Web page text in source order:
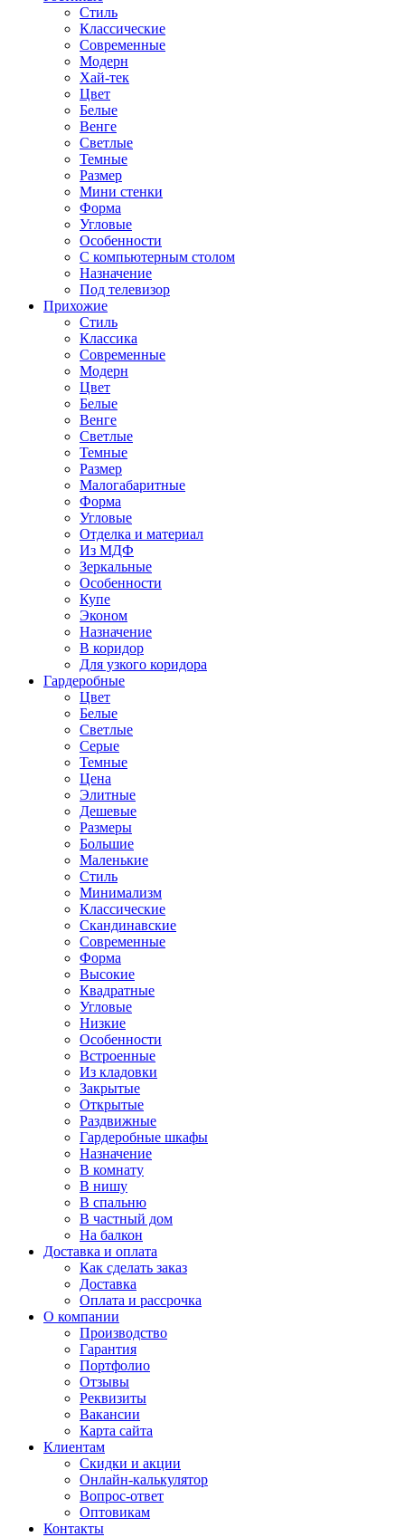
Стиль
Классические
Современные
Модерн
Хай-тек
Цвет
Белые
Венге
Светлые
Темные
Размер
Мини стенки
Форма
Угловые
Особенности
С компьютерным столом
Назначение
Под телевизор
Прихожие
Стиль
Классика
Современные
Модерн
Цвет
Белые
Венге
Светлые
Темные
Размер
Малогабаритные
Форма
Угловые
Отделка и материал
Из МДФ
Зеркальные
Особенности
Купе
Эконом
Назначение
В коридор
Для узкого коридора
Гардеробные
Цвет
Белые
Светлые
Серые
Темные
Цена
Элитные
Дешевые
Размеры
Большие
Маленькие
Стиль
Минимализм
Классические
Скандинавские
Современные
Форма
Высокие
Квадратные
Угловые
Низкие
Особенности
Встроенные
Из кладовки
Закрытые
Открытые
Раздвижные
Гардеробные шкафы
Назначение
В комнату
В нишу
В спальню
В частный дом
На балкон
Доставка и оплата
Как сделать заказ
Доставка
Оплата и рассрочка
О компании
Производство
Гарантия
Портфолио
Отзывы
Реквизиты
Вакансии
Карта сайта
Клиентам
Скидки и акции
Онлайн-калькулятор
Вопрос-ответ
Оптовикам
Контакты